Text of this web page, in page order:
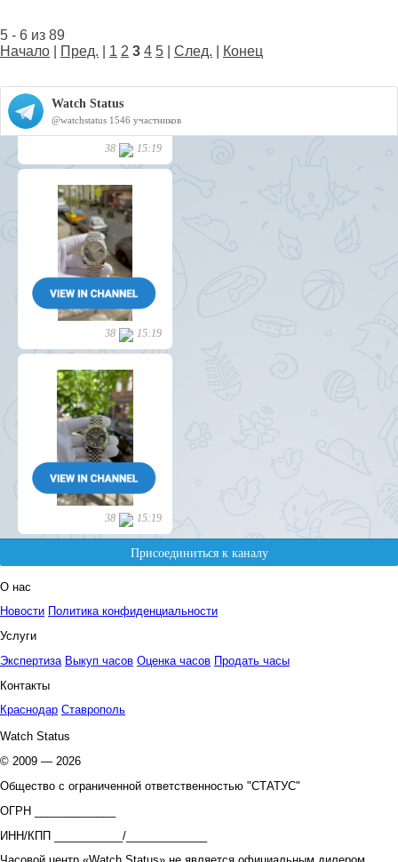
5 - 6 из 89
Начало
Пред. 1 2 3 4 5 След. Конец
О нас
Новости Политика конфиденциальности
Услуги
Экспертиза Выкуп часов Оценка часов Продать часы
Контакты
Краснодар Ставрополь
Watch Status
© 2009 — 2026
Общество с ограниченной ответственностью "СТАТУС"
ОГРН _____________
ИНН/КПП ___________/_____________